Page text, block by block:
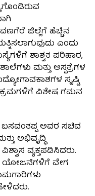
ಜಿಲ್ಲೆಗೆ ಹೆಚ್ಚಿನ
ಎಂದು
ಶಾಶ್ವತ ಪರಿಹಾರ,
ಮತ್ತು ಆಸ್ಪತ್ರೆಗಳ
ಸೃಷ್ಟಿ
ವಿಶೇಷ ಗಮನ
ಬಸವಂತಪ್ಪ ಅವರ ಸಚಿವ
ಅಭಿವೃದ್ಧಿ
ವ್ಯಕ್ತಪಡಿಸಿದರು.
ಯೋಜನೆಗಳಿಗೆ ವೇಗ